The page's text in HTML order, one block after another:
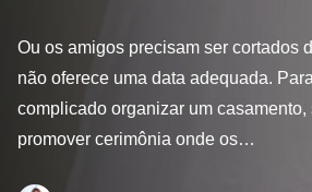
Ou os amigos precisam ser cortados
não oferece uma data adequada.
complicado organizar um casamento,
promover cerimônia onde os…